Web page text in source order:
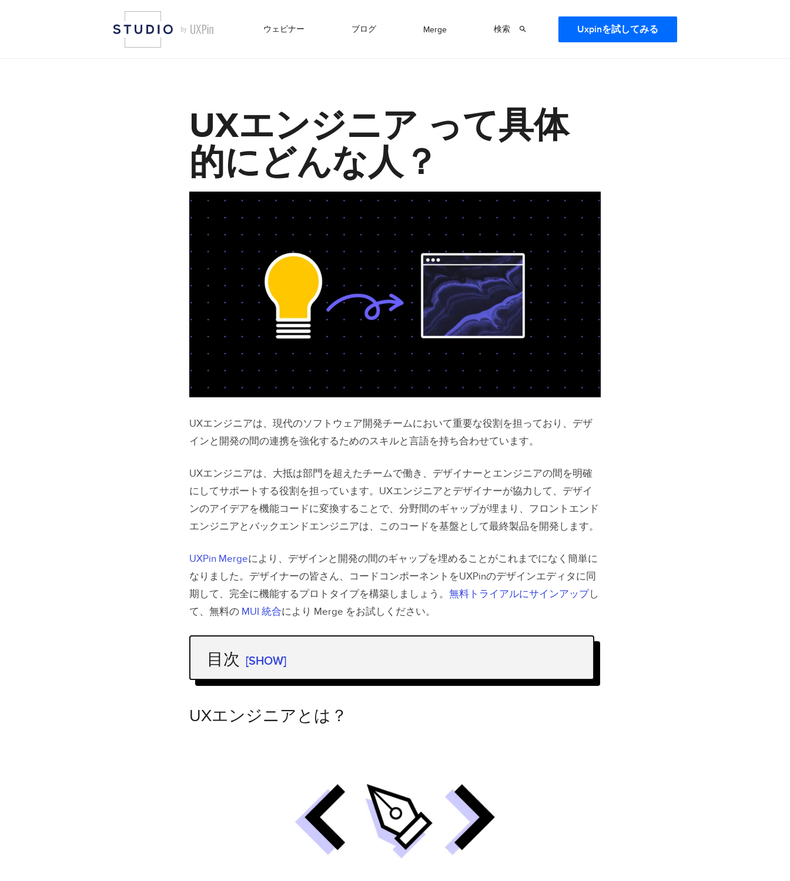
ウェビナー ブログ Merge 検索 Uxpinを試してみる
UXエンジニア って具体
的にどんな人？
UXエンジニアは、現代のソフトウェア開発チームにおいて重要な役割を担っており、デザ
インと開発の間の連携を強化するためのスキルと言語を持ち合わせています。
UXエンジニアは、大抵は部門を超えたチームで働き、デザイナーとエンジニアの間を明確
にしてサポートする役割を担っています。UXエンジニアとデザイナーが協力して、デザイ
ンのアイデアを機能コードに変換することで、分野間のギャップが埋まり、フロントエンド
エンジニアとバックエンドエンジニアは、このコードを基盤として最終製品を開発します。
​​UXPin Mergeにより、デザインと開発の間のギャップを埋めることがこれまでになく簡単に
なりました。デザイナーの皆さん、コードコンポーネントをUXPinのデザインエディタに同
期して、完全に機能するプロトタイプを構築しましょう。 無料トライアルにサインアップし
て、無料の MUI 統合により Merge をお試しください。
目次 [SHOW]
UXエンジニアとは？
UXエンジニアのスキルセットと業務内容
バージョン管理（Git）
ユーザーインターフェース（UI）デザインとインタラクションデザイン
UXエンジニアとは？